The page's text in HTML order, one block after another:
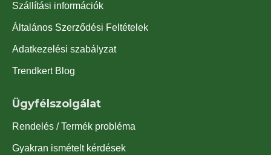
Szállítási információk
Általános Szerződési Feltételek
Adatkezelési szabályzat
Trendkert Blog
Ügyfélszolgálat
Rendelés / Termék probléma
Gyakran ismételt kérdések